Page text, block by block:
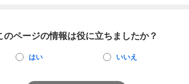
のページの情報は役に立ちましたか？
はい いいえ